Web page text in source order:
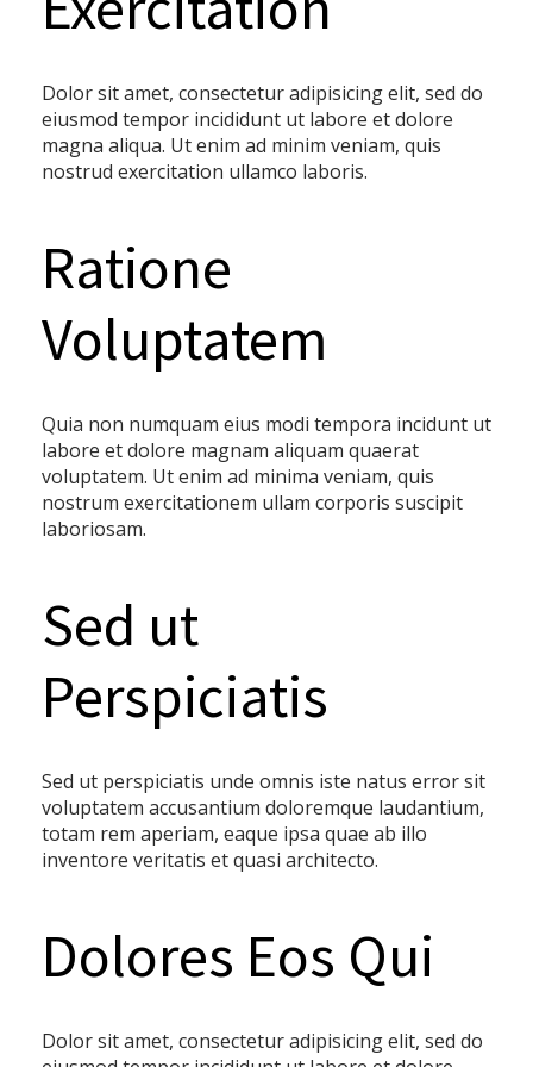
Dolor sit amet, consectetur adipisicing elit, sed do
eiusmod tempor incididunt ut labore et dolore
magna aliqua. Ut enim ad minim veniam, quis
nostrud exercitation ullamco laboris.
Ratione
Voluptatem
Quia non numquam eius modi tempora incidunt ut
labore et dolore magnam aliquam quaerat
voluptatem. Ut enim ad minima veniam, quis
nostrum exercitationem ullam corporis suscipit
laboriosam.
Sed ut
Perspiciatis
Sed ut perspiciatis unde omnis iste natus error sit
voluptatem accusantium doloremque laudantium,
totam rem aperiam, eaque ipsa quae ab illo
inventore veritatis et quasi architecto.
Dolores Eos Qui
Dolor sit amet, consectetur adipisicing elit, sed do